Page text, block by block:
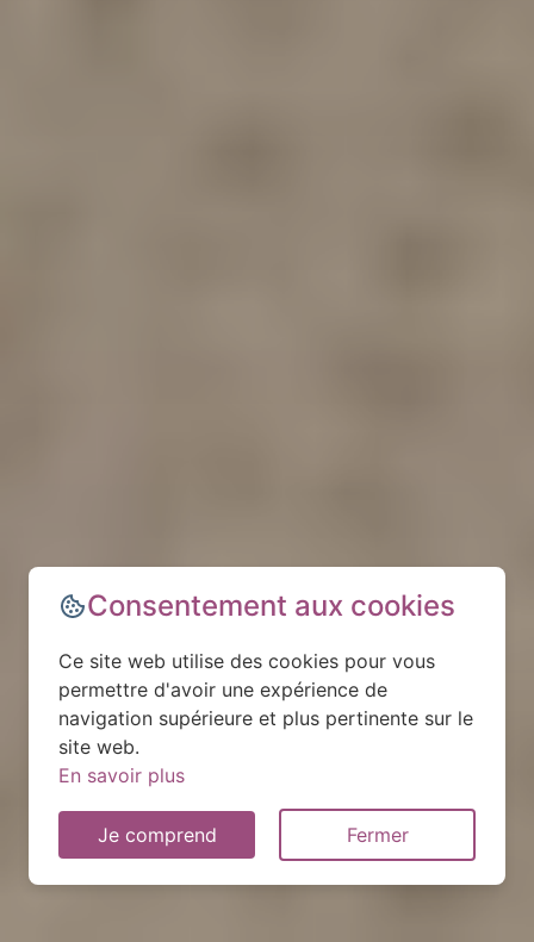
Consentement aux cookies
Ce site web utilise des cookies pour vous
permettre d'avoir une expérience de
navigation supérieure et plus pertinente sur le
site web.
En savoir plus
Je comprend Fermer